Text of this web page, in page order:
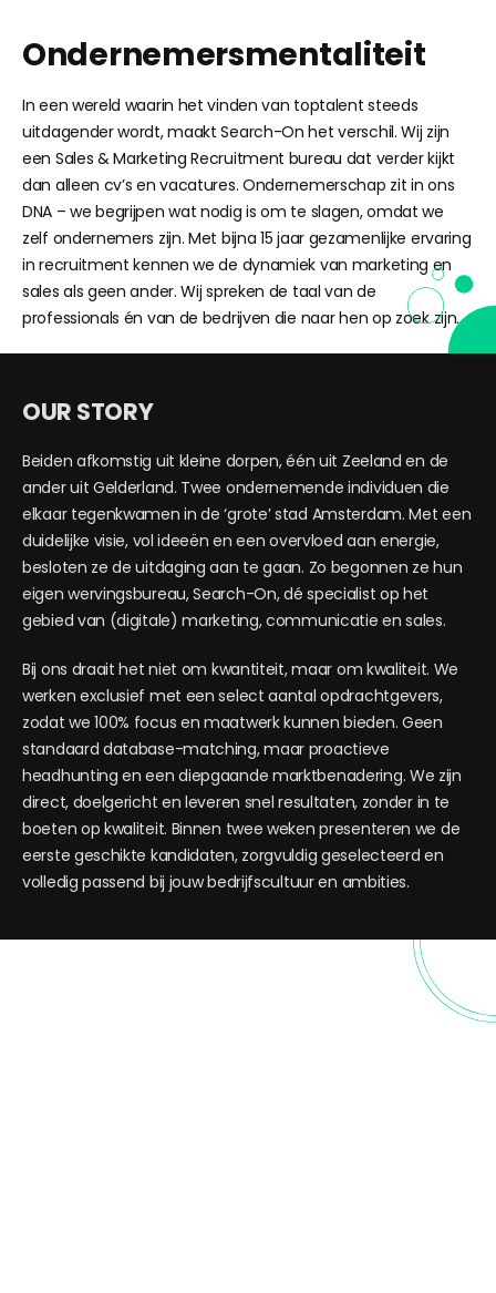
Ondernemersmentaliteit
In een wereld waarin het vinden van toptalent steeds
uitdagender wordt, maakt Search-On het verschil. Wij zijn
een Sales & Marketing Recruitment bureau dat verder kijkt
dan alleen cv’s en vacatures. Ondernemerschap zit in ons
DNA – we begrijpen wat nodig is om te slagen, omdat we
zelf ondernemers zijn. Met bijna 15 jaar gezamenlijke ervaring
in recruitment kennen we de dynamiek van marketing en
sales als geen ander. Wij spreken de taal van de
professionals én van de bedrijven die naar hen op zoek zijn.
OUR STORY
Beiden afkomstig uit kleine dorpen, één uit Zeeland en de
ander uit Gelderland. Twee ondernemende individuen die
elkaar tegenkwamen in de ‘grote’ stad Amsterdam. Met een
duidelijke visie, vol ideeën en een overvloed aan energie,
besloten ze de uitdaging aan te gaan. Zo begonnen ze hun
eigen wervingsbureau, Search-On, dé specialist op het
gebied van (digitale) marketing, communicatie en sales.
Bij ons draait het niet om kwantiteit, maar om kwaliteit. We
werken exclusief met een select aantal opdrachtgevers,
zodat we 100% focus en maatwerk kunnen bieden. Geen
standaard database-matching, maar proactieve
headhunting en een diepgaande marktbenadering. We zijn
direct, doelgericht en leveren snel resultaten, zonder in te
boeten op kwaliteit. Binnen twee weken presenteren we de
eerste geschikte kandidaten, zorgvuldig geselecteerd en
volledig passend bij jouw bedrijfscultuur en ambities.